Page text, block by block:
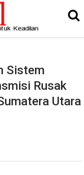
Sistem
Rusak
Utara